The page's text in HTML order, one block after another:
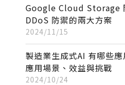
Google Cloud Storage
DDoS 防禦的兩大方案
2024/11/15
製造業生成式AI 有哪些
應用場景、效益與挑戰
2024/10/24